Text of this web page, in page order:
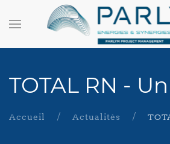
TOTAL RN -
Accueil Actualités